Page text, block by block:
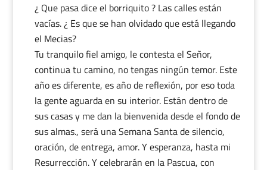
¿ Que pasa dice el borriquito ? Las calles están
vacías. ¿ Es que se han olvidado que está llegando
el Mecias?
Tu tranquilo fiel amigo, le contesta el Señor,
continua tu camino, no tengas ningún temor. Este
año es diferente, es año de reflexión, por eso toda
la gente aguarda en su interior. Están dentro de
sus casas y me dan la bienvenida desde el fondo de
sus almas., será una Semana Santa de silencio,
oración, de entrega, amor. Y esperanza, hasta mi
Resurrección. Y celebrarán en la Pascua, con